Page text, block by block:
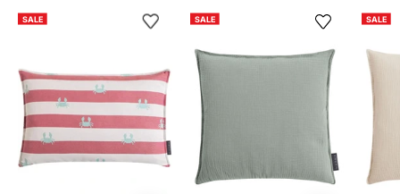
Outdoor-
Kissenhülle
SALE
Kissenhülle
aus
Baumwolle
SALE SALE